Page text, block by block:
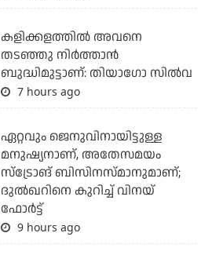
കളിക്കളത്തില്‍ അവനെ
തടഞ്ഞു നിര്‍ത്താന്‍
ബുദ്ധിമുട്ടാണ്: തിയാഗോ സില്‍വ
7 hours ago
ഏറ്റവും ജെനുവിനായിട്ടുള്ള
മനുഷ്യനാണ്, അതേസമയം
സ്‌ട്രോങ് ബിസിനസ്മാനുമാണ്;
ദുല്‍ഖറിനെ കുറിച്ച് വിനയ്
ഫോര്‍ട്ട്
9 hours ago